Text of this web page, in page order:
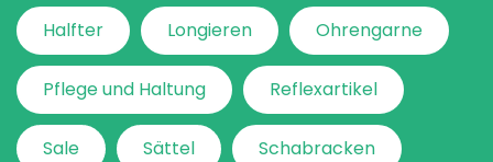
Halfter Longieren Ohrengarne
Pflege und Haltung Reflexartikel
Sale Sättel Schabracken